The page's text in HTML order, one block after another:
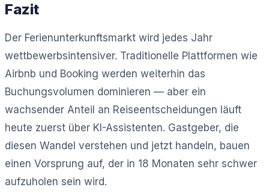
Fazit
Der Ferienunterkunftsmarkt wird jedes Jahr
wettbewerbsintensiver. Traditionelle Plattformen wie
Airbnb und Booking werden weiterhin das
Buchungsvolumen dominieren — aber ein
wachsender Anteil an Reiseentscheidungen läuft
heute zuerst über KI-Assistenten. Gastgeber, die
diesen Wandel verstehen und jetzt handeln, bauen
einen Vorsprung auf, der in 18 Monaten sehr schwer
aufzuholen sein wird.